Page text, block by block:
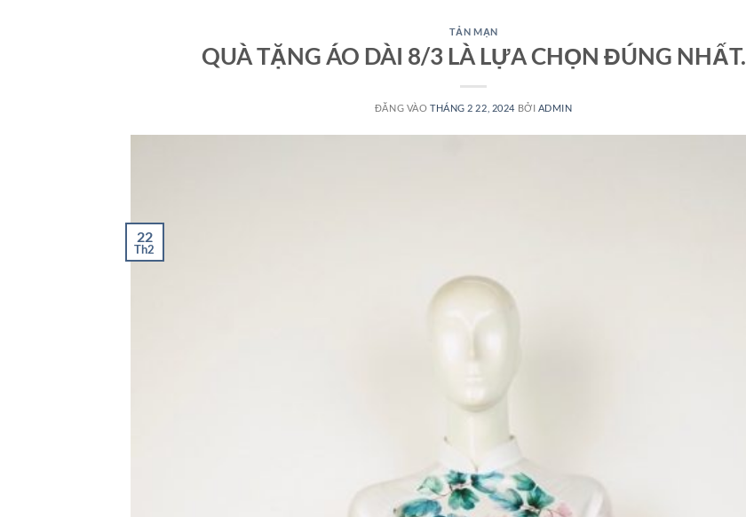
TẢN MẠN
QUÀ TẶNG ÁO DÀI 8/3 LÀ LỰA CHỌN ĐÚNG NHẤT.
ĐĂNG VÀO THÁNG 2 22, 2024 BỞI ADMIN
22
Th2